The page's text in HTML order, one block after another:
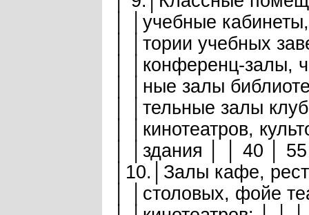
│ │учебные
│ │тории учебных
│ │конференц-залы,
│ │ные залы
│ │тельные залы
│ │кинотеатров,
│ │здания │ │ 40 │
│10.│Залы кафе,
│ │столовых, фойе